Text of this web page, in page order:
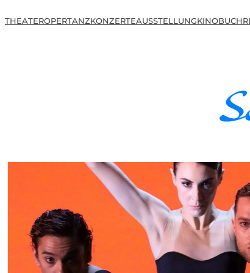
THEATEROPERTANZKONZERTEAUSSTELLUNGKINOBUCH